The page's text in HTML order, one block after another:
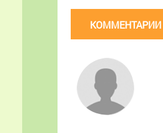
КОММЕНТАРИИ